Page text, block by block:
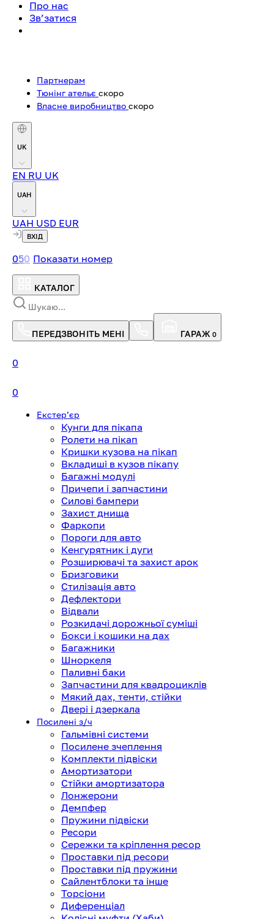
Про нас
Зв’затися
Партнерам
Тюнінг ательє скоро
Власне виробництво скоро
UK
EN RU UK
UAH
UAH USD EUR
ВХІД
050 Показати номер
КАТАЛОГ
ПЕРЕДЗВОНІТЬ МЕНІ ГАРАЖ 0
0
0
Екстерʼєр
Кунги для пікапа
Ролети на пікап
Кришки кузова на пікап
Вкладиші в кузов пікапу
Багажні модулі
Причепи і запчастини
Силові бампери
Захист днища
Фаркопи
Пороги для авто
Кенгурятник і дуги
Розширювачі та захист арок
Бризговики
Стилізація авто
Дефлектори
Відвали
Розкидачі дорожньої суміші
Бокси і кошики на дах
Багажники
Шноркеля
Паливні баки
Запчастини для квадроциклів
Мякий дах, тенти, стійки
Двері і дзеркала
Посилені з/ч
Гальмівні системи
Посилене зчеплення
Комплекти підвіски
Амортизатори
Стійки амортизатора
Лонжерони
Демпфер
Пружини підвіски
Ресори
Сережки та кріплення ресор
Проставки під ресори
Проставки під пружини
Сайлентблоки та інше
Торсіони
Диференціал